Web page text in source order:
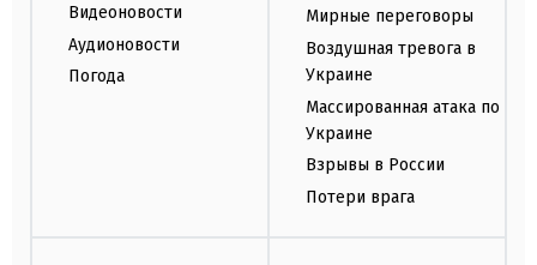
Видеоновости
Аудионовости
Погода
Мирные переговоры
Воздушная тревога в
Украине
Массированная атака по
Украине
Взрывы в России
Потери врага